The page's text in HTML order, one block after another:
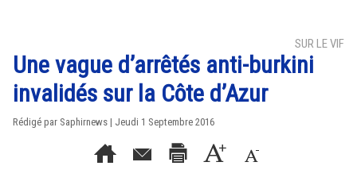
SUR LE VIF
Une vague d’arrêtés anti-burkini
invalidés sur la Côte d’Azur
Rédigé par Saphirnews | Jeudi 1 Septembre 2016